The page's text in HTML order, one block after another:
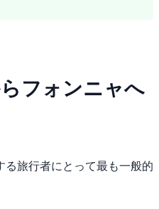
フォンニャへ
旅行者にとって最も一般的